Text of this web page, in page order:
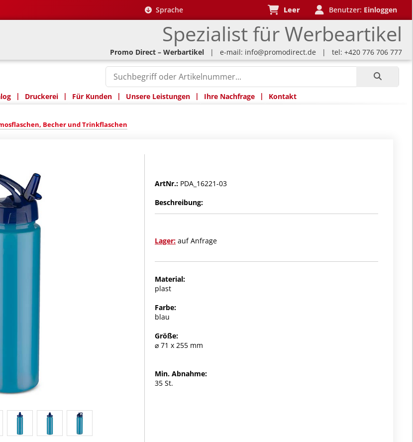
Spezialist für Werbeartikel
Sprache Leer Benutzer: Einloggen
Promo Direct – Werbartikel | e-mail: info@promodirect.de | tel: +420 776 706 777
| Druckerei | Für Kunden | Unsere Leistungen | Ihre Nachfrage | Kontakt
Becher und Trinkflaschen
ArtNr.: PDA_16221-03
Beschreibung:
Lager: auf Anfrage
Material:
plast
Farbe:
blau
Größe:
⌀ 71 x 255 mm
Min. Abnahme:
35 St.